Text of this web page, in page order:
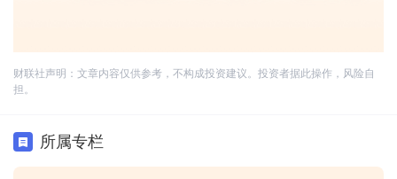
财联社声明：文章内容仅供参考，不构成投资建议。投资者据此操作，风险自
担。
所属专栏